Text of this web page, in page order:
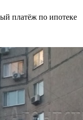
платёж по ипотеке